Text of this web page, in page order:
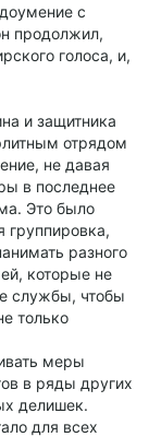
с
продолжил,
голоса, и,
и защитника
отрядом
не давая
в последнее
Это было
группировка,
разного
которые не
службы, чтобы
только
меры
в ряды других
делишек.
для всех